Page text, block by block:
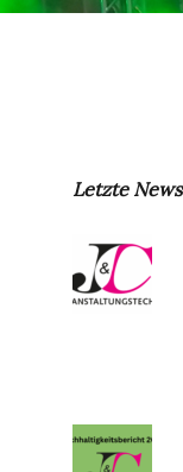
Letzte News